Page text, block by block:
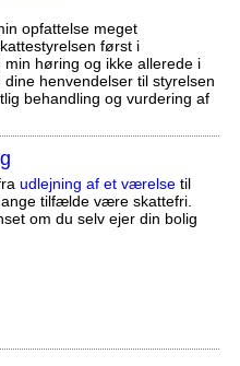
opfattelse meget
først i
min høring og ikke allerede i
henvendelser til styrelsen
behandling og vurdering af
udlejning af et værelsetil
tilfælde være skattefri.
om du selv ejer din bolig